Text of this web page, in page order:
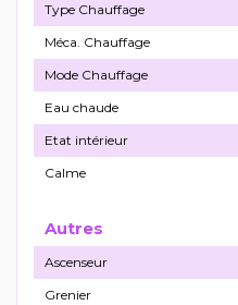
Type Chauffage
Méca. Chauffage
Mode Chauffage
Eau chaude
Etat intérieur
Calme
Autres
Ascenseur
Grenier